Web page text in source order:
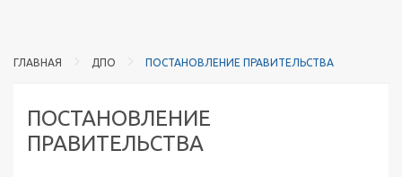
ГЛАВНАЯ ДПО ПОСТАНОВЛЕНИЕ ПРАВИТЕЛЬСТВА
ПОСТАНОВЛЕНИЕ
ПРАВИТЕЛЬСТВА